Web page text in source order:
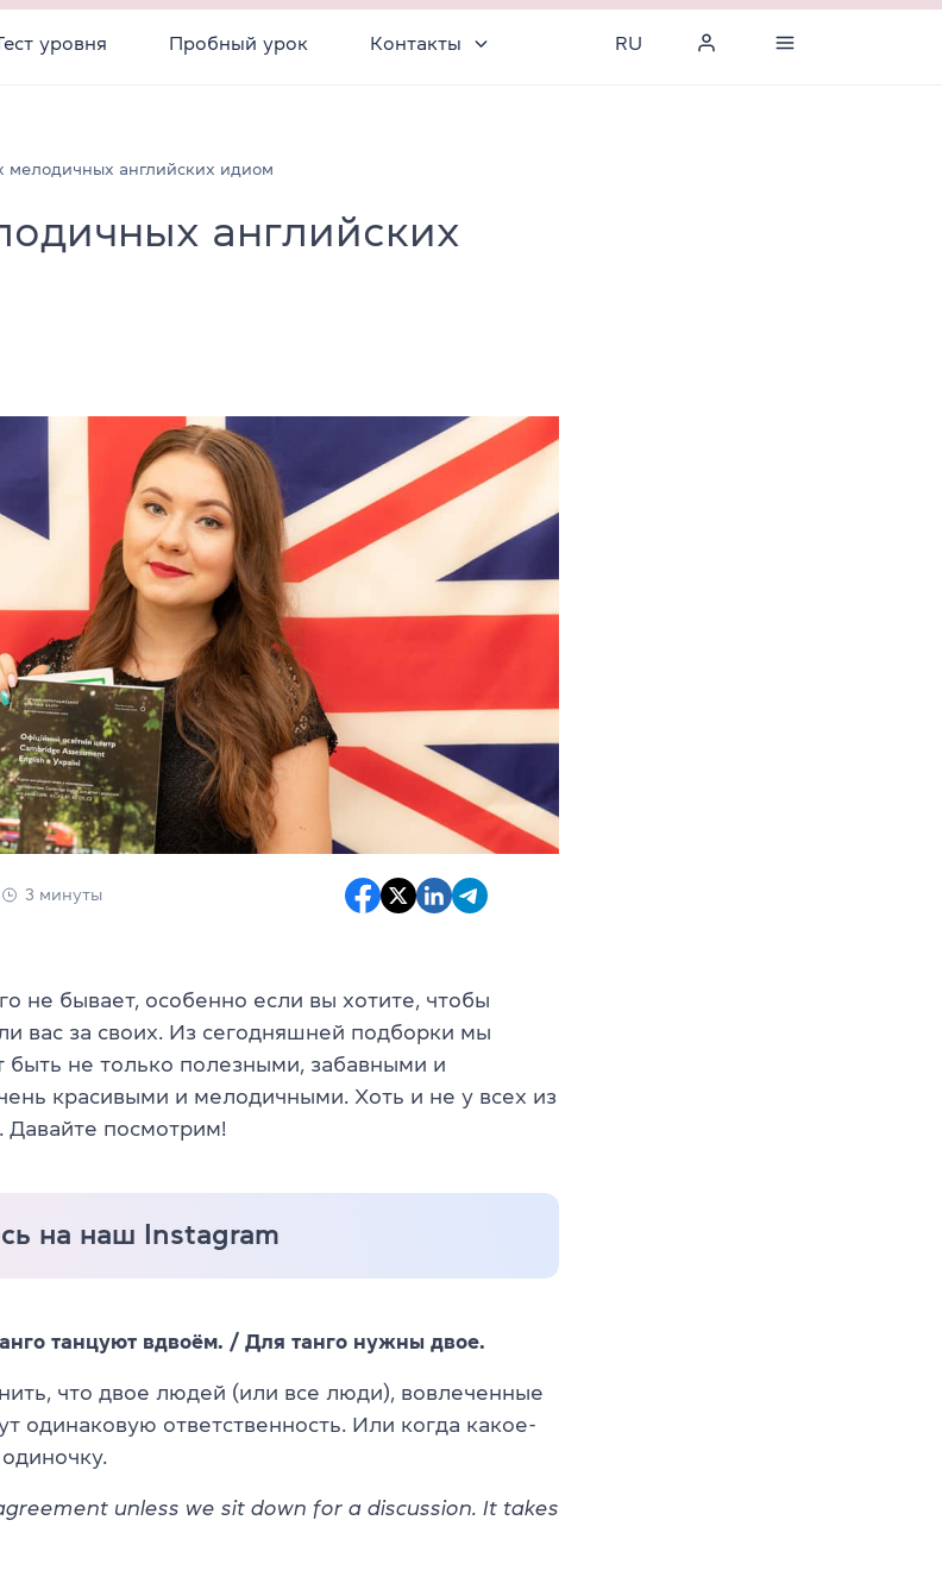
уровня Пробный урок Контакты RU
мелодичных английских идиом
английских
3 минуты
не бывает, особенно если вы хотите, чтобы
вас за своих. Из сегодняшней подборки мы
быть не только полезными, забавными и
красивыми и мелодичными. Хоть и не у всех из
Давайте посмотрим!
на наш Instagram
танцуют вдвоём. / Для танго нужны двое.
что двое людей (или все люди), вовлеченные
одинаковую ответственность. Или когда какое-
unless we sit down for a discussion. It takes